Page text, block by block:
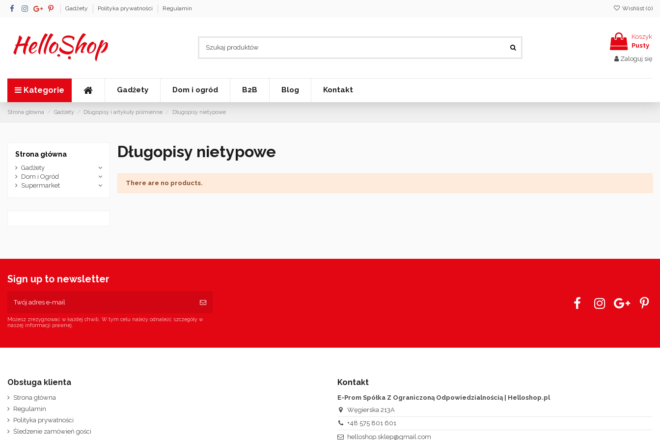
Gadżety Polityka prywatności Regulamin Wishlist (0)
Koszyk
Pusty
Zaloguj się
Kategorie Gadżety Dom i ogród B2B Blog Kontakt
Strona główna Gadżety Długopisy i artykuły piśmienne Długopisy nietypowe
Długopisy nietypowe
There are no products.
Strona główna
Gadżety
Dom i Ogród
Supermarket
Sign up to newsletter
Możesz zrezygnować w każdej chwili. W tym celu należy odnaleźć szczegóły w
naszej informacji prawnej.
Obsługa klienta
Strona główna
Regulamin
Polityka prywatności
Śledzenie zamówień gości
Kontakt
E-Prom Spółka Z Ograniczoną Odpowiedzialnością | Helloshop.pl
Węgierska 213A
+48 575 801 601
helloshop.sklep@gmail.com